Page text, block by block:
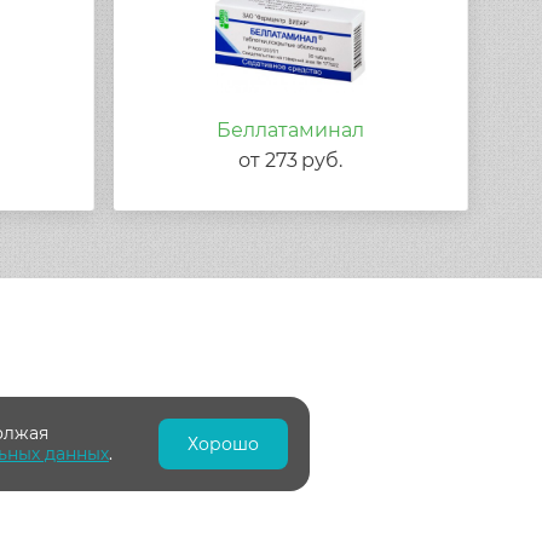
Беллатаминал
от 273 руб.
данных. Хорошо